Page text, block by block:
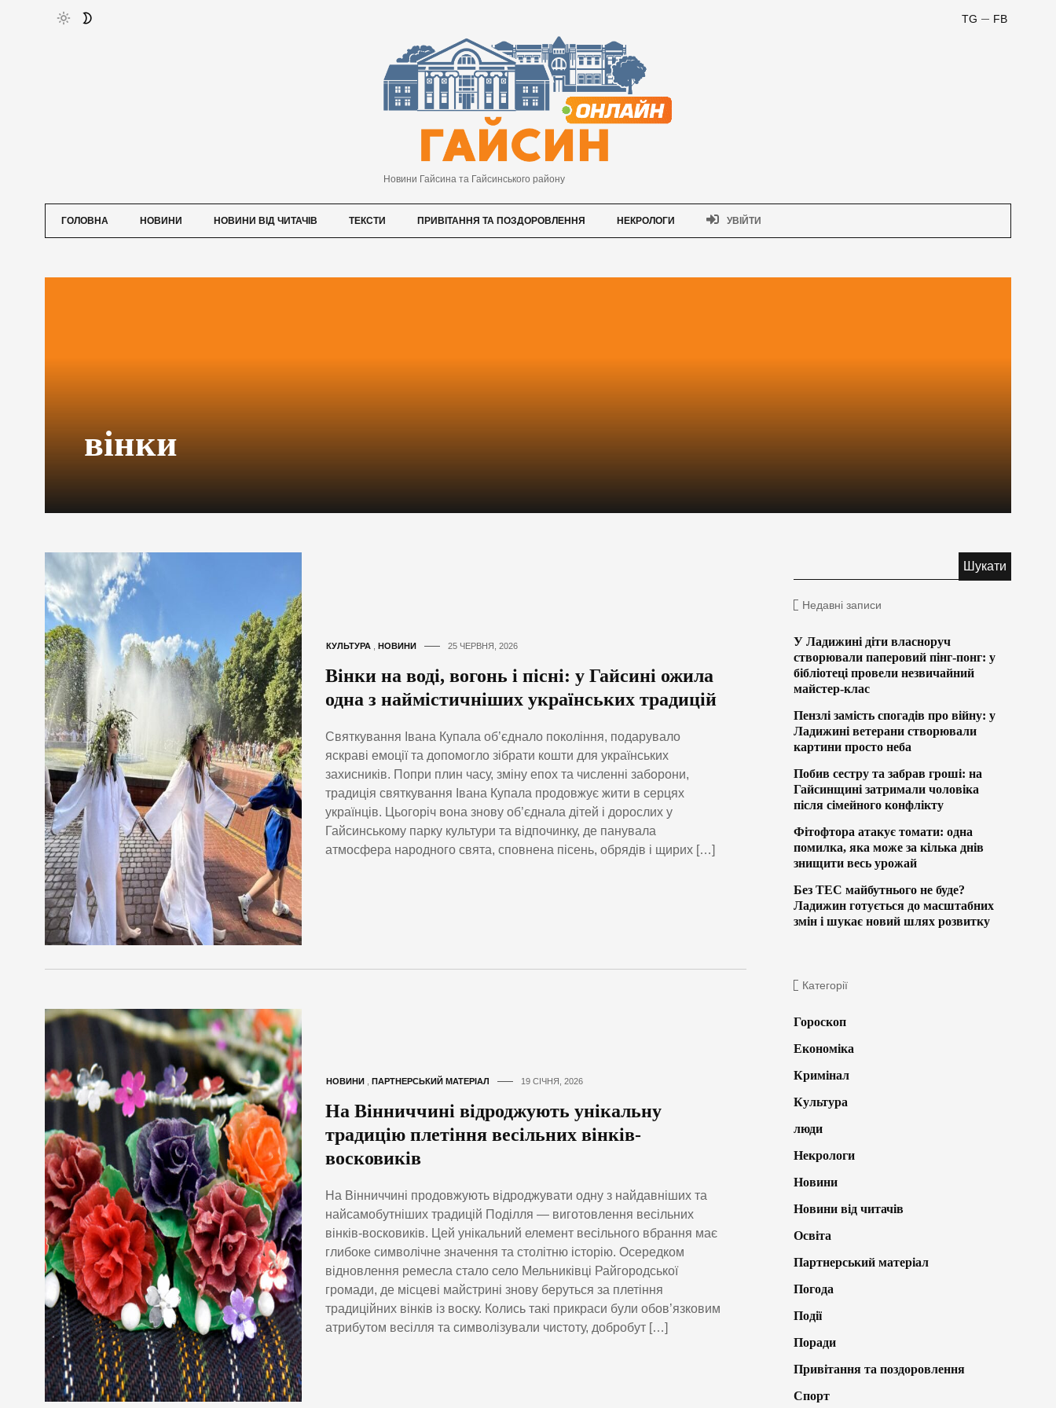
FB
TG
Новини Гайсина та Гайсинського району
ГОЛОВНА НОВИНИ НОВИНИ ВІД ЧИТАЧІВ ТЕКСТИ ПРИВІТАННЯ ТА ПОЗДОРОВЛЕННЯ НЕКРОЛОГИ УВІЙТИ
вінки
КУЛЬТУРА НОВИНИ 25 ЧЕРВНЯ, 2026
Вінки на воді, вогонь і пісні: у Гайсині ожила
одна з наймістичніших українських традицій
Святкування Івана Купала об’єднало покоління, подарувало
яскраві емоції та допомогло зібрати кошти для українських
захисників. Попри плин часу, зміну епох та численні заборони,
традиція святкування Івана Купала продовжує жити в серцях
українців. Цьогоріч вона знову об’єднала дітей і дорослих у
Гайсинському парку культури та відпочинку, де панувала
атмосфера народного свята, сповнена пісень, обрядів і щирих […]
НОВИНИ ПАРТНЕРСЬКИЙ МАТЕРІАЛ 19 СІЧНЯ, 2026
На Вінниччині відроджують унікальну
традицію плетіння весільних вінків-
восковиків
На Вінниччині продовжують відроджувати одну з найдавніших та
найсамобутніших традицій Поділля — виготовлення весільних
вінків-восковиків. Цей унікальний елемент весільного вбрання має
глибоке символічне значення та столітню історію. Осередком
відновлення ремесла стало село Мельниківці Райгородської
громади, де місцеві майстрині знову беруться за плетіння
традиційних вінків із воску. Колись такі прикраси були обов’язковим
атрибутом весілля та символізували чистоту, добробут […]
Недавні записи
У Ладижині діти власноруч
створювали паперовий пінг-понг: у
бібліотеці провели незвичайний
майстер-клас
Пензлі замість спогадів про війну: у
Ладижині ветерани створювали
картини просто неба
Побив сестру та забрав гроші: на
Гайсинщині затримали чоловіка
після сімейного конфлікту
Фітофтора атакує томати: одна
помилка, яка може за кілька днів
знищити весь урожай
Без ТЕС майбутнього не буде?
Ладижин готується до масштабних
змін і шукає новий шлях розвитку
Категорії
Гороскоп
Економіка
Кримінал
Культура
люди
Некрологи
Новини
Новини від читачів
Освіта
Партнерський матеріал
Погода
Події
Поради
Привітання та поздоровлення
Спорт